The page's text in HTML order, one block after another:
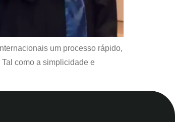
um processo rápido,
como a simplicidade e